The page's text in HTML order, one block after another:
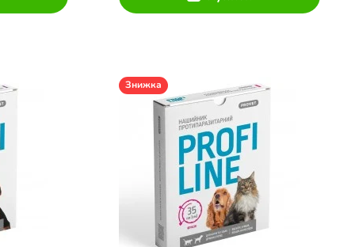
Знижка